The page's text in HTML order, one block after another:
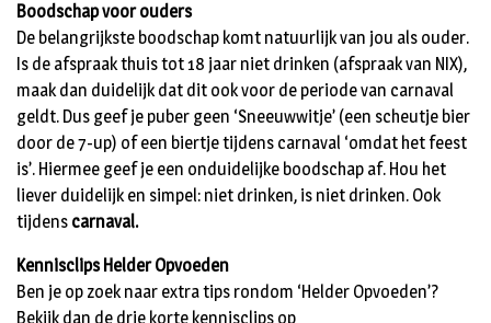
Boodschap voor ouders
De belangrijkste boodschap komt natuurlijk van jou als ouder.
Is de afspraak thuis tot 18 jaar niet drinken (afspraak van NIX),
maak dan duidelijk dat dit ook voor de periode van carnaval
geldt. Dus geef je puber geen ‘Sneeuwwitje’ (een scheutje bier
door de 7-up) of een biertje tijdens carnaval ‘omdat het feest
is’. Hiermee geef je een onduidelijke boodschap af. Hou het
liever duidelijk en simpel: niet drinken, is niet drinken. Ook
tijdens carnaval.
Kennisclips Helder Opvoeden
Ben je op zoek naar extra tips rondom ‘Helder Opvoeden’?
Bekijk dan de drie korte kennisclips op